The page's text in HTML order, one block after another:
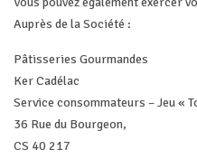
Auprès de la Société :
Pâtisseries Gourmandes
Ker Cadélac
Service consommateurs – Jeu «
36 Rue du Bourgeon,
CS 40 217